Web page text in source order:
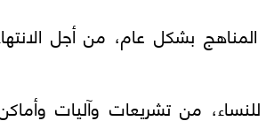
بشكل عام، من أجل
للنساء، من تشريعات وآليات